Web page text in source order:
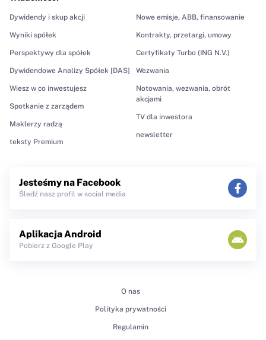
Dywidendy i skup akcji
Wyniki spółek
Perspektywy dla spółek
Dywidendowe Analizy Spółek [DAS]
Wiesz w co inwestujesz
Spotkanie z zarządem
Maklerzy radzą
teksty Premium
Nowe emisje, ABB, finansowanie
Kontrakty, przetargi, umowy
Certyfikaty Turbo (ING N.V.)
Wezwania
Notowania, wezwania, obrót
akcjami
TV dla inwestora
newsletter
Jesteśmy na Facebook
Śledź nasz profil w social media
Aplikacja Android
Pobierz z Google Play
O nas
Polityka prywatności
Regulamin